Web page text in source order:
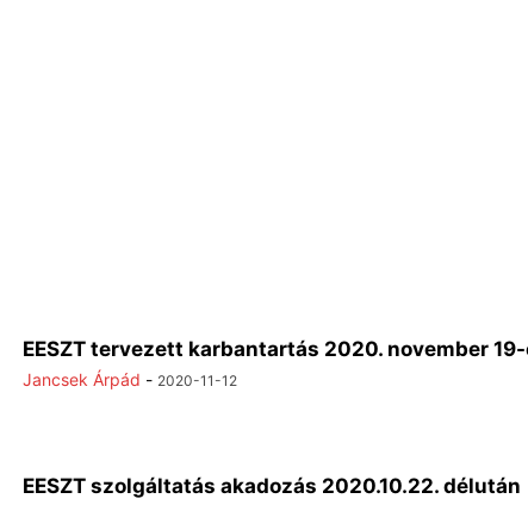
EESZT tervezett karbantartás 2020. november
Jancsek Árpád - 2020-11-12
EESZT szolgáltatás akadozás 2020.10.22. délután